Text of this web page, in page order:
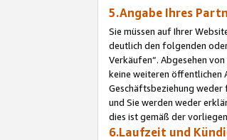
5.Angabe Ihres
Sie müssen auf Ihrer
deutlich den folgenden
Verkäufen“. Abgesehen
keine weiteren öffentlichen
Geschäftsbeziehung weder
und Sie werden weder
dies ist gemäß der
6.Laufzeit und